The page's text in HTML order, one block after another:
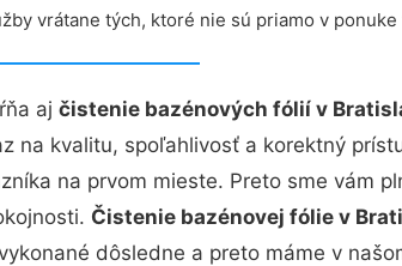
vrátane tých, ktoré nie sú priamo v
aj čistenie bazénových fólií v
na kvalitu, spoľahlivosť a korektný
na prvom mieste. Preto sme vám
Čistenie bazénovej fólie v
dôsledne a preto máme v